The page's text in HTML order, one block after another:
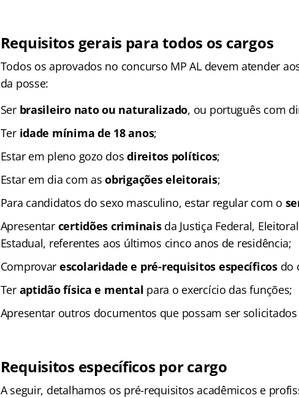
Requisitos gerais para todos os cargos
Todos os aprovados no concurso MP AL devem atender
da posse:
Ser brasileiro nato ou naturalizado, ou português com
Ter idade mínima de 18 anos;
Estar em pleno gozo dosdireitos políticos;
Estar em dia com asobrigações eleitorais;
Para candidatos do sexo masculino, estar regular com o
Apresentar certidões criminaisda Justiça Federal,
Estadual, referentes aos últimos cinco anos de residência;
Comprovar escolaridade e pré-requisitos específicosdo
Ter aptidão física e mental para o exercício das funções;
Apresentar outros documentos que possam ser
Requisitos específicos por cargo
A seguir, detalhamos os pré-requisitos acadêmicos e